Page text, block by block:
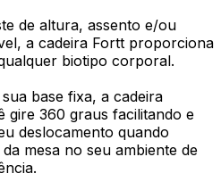
de altura, assento e/ou
a cadeira Fortt proporciona
biotipo corporal.
base fixa, a cadeira
gire 360 graus facilitando e
deslocamento quando
mesa no seu ambiente de